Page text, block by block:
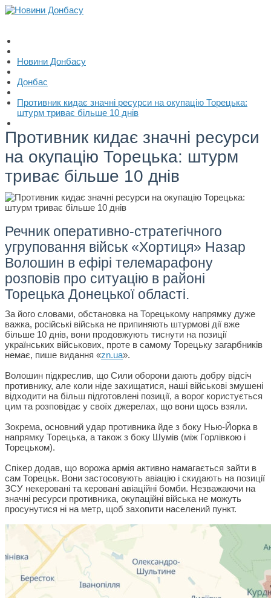
Новини Донбасу
Донбас
Противник кидає значні ресурси на окупацію Торецька:
штурм триває більше 10 днів
Противник кидає значні ресурси
на окупацію Торецька: штурм
триває більше 10 днів
Речник оперативно-стратегічного
угруповання військ «Хортиця» Назар
Волошин в ефірі телемарафону
розповів про ситуацію в районі
Торецька Донецької області.
За його словами, обстановка на Торецькому напрямку дуже
важка, російські війська не припиняють штурмові дії вже
більше 10 днів, вони продовжують тиснути на позиції
українських військових, проте в самому Торецьку загарбників
немає, пише видання «zn.ua».
Волошин підкреслив, що Сили оборони дають добру відсіч
противнику, але коли ніде захищатися, наші військові змушені
відходити на більш підготовлені позиції, а ворог користується
цим та розповідає у своїх джерелах, що вони щось взяли.
Зокрема, основний удар противника йде з боку Нью-Йорка в
напрямку Торецька, а також з боку Шумів (між Горлівкою і
Торецьком).
Спікер додав, що ворожа армія активно намагається зайти в
сам Торецьк. Вони застосовують авіацію і скидають на позиції
ЗСУ некеровані та керовані авіаційні бомби. Незважаючи на
значні ресурси противника, окупаційні війська не можуть
просунутися ні на метр, щоб захопити населений пункт.